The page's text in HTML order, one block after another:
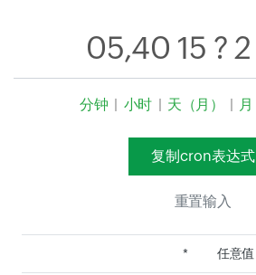
分钟 | 小时 | 天（月） | 月
复制cron表达式
重置输入
* 任意值